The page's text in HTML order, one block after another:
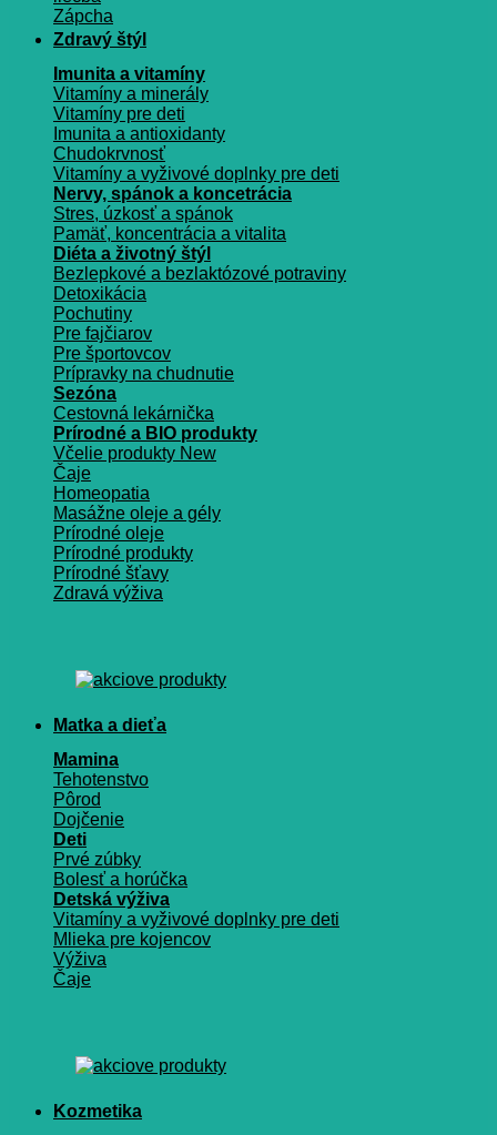
Zápcha
Zdravý štýl
Imunita a vitamíny
Vitamíny a minerály
Vitamíny pre deti
Imunita a antioxidanty
Chudokrvnosť
Vitamíny a vyživové doplnky pre deti
Nervy, spánok a koncetrácia
Stres, úzkosť a spánok
Pamäť, koncentrácia a vitalita
Diéta a životný štýl
Bezlepkové a bezlaktózové potraviny
Detoxikácia
Pochutiny
Pre fajčiarov
Pre športovcov
Prípravky na chudnutie
Sezóna
Cestovná lekárnička
Prírodné a BIO produkty
Včelie produkty
Čaje
Homeopatia
Masážne oleje a gély
Prírodné oleje
Prírodné produkty
Prírodné šťavy
Zdravá výživa
Matka a dieťa
Mamina
Tehotenstvo
Pôrod
Dojčenie
Deti
Prvé zúbky
Bolesť a horúčka
Detská výživa
Vitamíny a vyživové doplnky pre deti
Mlieka pre kojencov
Výživa
Čaje
Kozmetika